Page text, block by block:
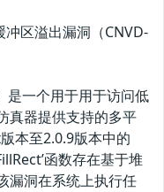
区溢出漏洞（CNVD-
一个用于用于访问低
真器提供支持的多平
本至2.0.9版本中的
函数存在基于堆
漏洞在系统上执行任